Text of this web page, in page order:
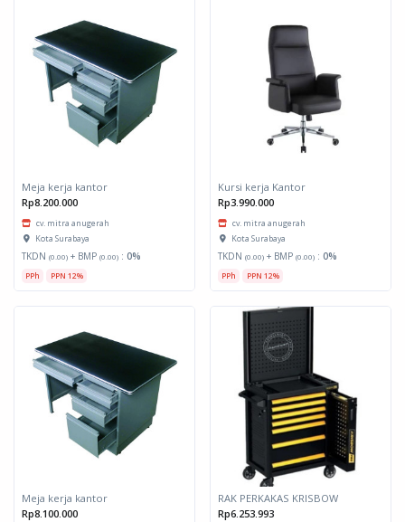
Meja kerja kantor
Rp8.200.000
cv. mitra anugerah
Kota Surabaya
TKDN (0.00) + BMP (0.00) : 0%
PPh PPN 12%
Kursi kerja Kantor
Rp3.990.000
cv. mitra anugerah
Kota Surabaya
TKDN (0.00) + BMP (0.00) : 0%
PPh PPN 12%
Meja kerja kantor
Rp8.100.000
RAK PERKAKAS KRISBOW
Rp6.253.993